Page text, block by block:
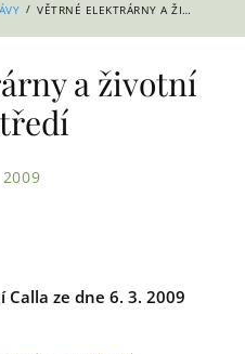
/ VĚTRNÉ ELEKTRÁRNY A ŽIVOTNÍ PROSTŘEDÍ
a životní
Calla ze dne 6. 3. 2009